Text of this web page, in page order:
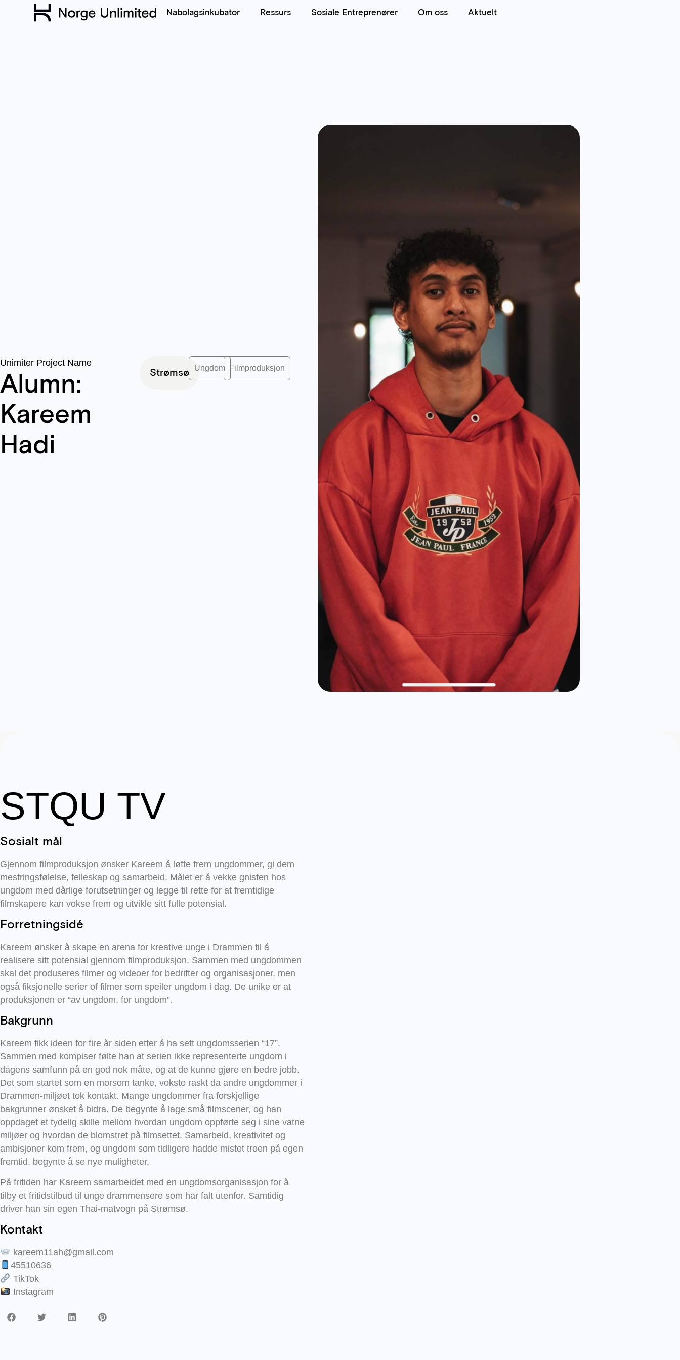
Nabolagsinkubator Ressurs Sosiale Entreprenører Om oss Aktuelt
Unimiter Project Name
Alumn:
Kareem
Hadi
Strømsø Ungdom Filmproduksjon
STQU TV
Sosialt mål
Gjennom filmproduksjon ønsker Kareem å løfte frem ungdommer, gi dem
mestringsfølelse, felleskap og samarbeid. Målet er å vekke gnisten hos
ungdom med dårlige forutsetninger og legge til rette for at fremtidige
filmskapere kan vokse frem og utvikle sitt fulle potensial.
Forretningsidé
Kareem ønsker å skape en arena for kreative unge i Drammen til å
realisere sitt potensial gjennom filmproduksjon. Sammen med ungdommen
skal det produseres filmer og videoer for bedrifter og organisasjoner, men
også fiksjonelle serier of filmer som speiler ungdom i dag. De unike er at
produksjonen er “av ungdom, for ungdom”.
Bakgrunn
Kareem fikk ideen for fire år siden etter å ha sett ungdomsserien “17”.
Sammen med kompiser følte han at serien ikke representerte ungdom i
dagens samfunn på en god nok måte, og at de kunne gjøre en bedre jobb.
Det som startet som en morsom tanke, vokste raskt da andre ungdommer i
Drammen-miljøet tok kontakt. Mange ungdommer fra forskjellige
bakgrunner ønsket å bidra. De begynte å lage små filmscener, og han
oppdaget et tydelig skille mellom hvordan ungdom oppførte seg i sine vatne
miljøer og hvordan de blomstret på filmsettet. Samarbeid, kreativitet og
ambisjoner kom frem, og ungdom som tidligere hadde mistet troen på egen
fremtid, begynte å se nye muligheter.
På fritiden har Kareem samarbeidet med en ungdomsorganisasjon for å
tilby et fritidstilbud til unge drammensere som har falt utenfor. Samtidig
driver han sin egen Thai-matvogn på Strømsø.
Kontakt
kareem11ah@gmail.com
45510636
TikTok
Instagram